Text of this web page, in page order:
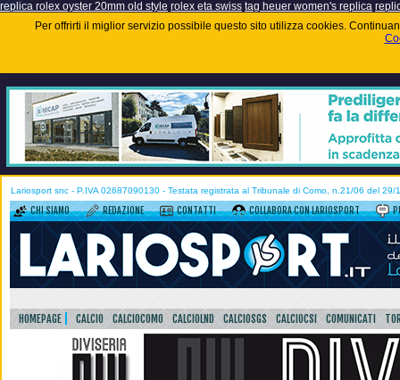
replica rolex oyster 20mm old style rolex eta swiss tag heuer women's replica
Per offrirti il miglior servizio possibile questo sito utilizza cookies.
Lariosport snc - P.IVA 02687090130 - Testata registrata al Tribunale di Como, n.21/06 del 29/
CHI SIAMO REDAZIONE CONTATTI COLLABORA CON LARIOSPORT
HOMEPAGE CALCIO CALCIOCOMO CALCIOLND CALCIOSGS CALCIOCSI COMUNICATI